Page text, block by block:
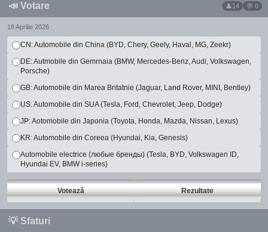
📣 Votare 14 💬 0
18 Aprilie 2026
CN: Automobile din China (BYD, Chery, Geely, Haval, MG, Zeekr)
DE: Autmobile din Gemrnaia (BMW, Mercedes-Benz, Audi, Volkswagen,
Porsche)
GB: Automobile din Marea Britatnie (Jaguar, Land Rover, MINI, Bentley)
US: Automobile din SUA (Tesla, Ford, Chevrolet, Jeep, Dodge)
JP: Aotomobile din Japonia (Toyota, Honda, Mazda, Nissan, Lexus)
KR: Automobile din Coreea (Hyundai, Kia, Genesis)
Automobile electrice (любые бренды) (Tesla, BYD, Volkswagen ID,
Hyundai EV, BMW i-series)
Votează Rezultate
💡 Sfaturi